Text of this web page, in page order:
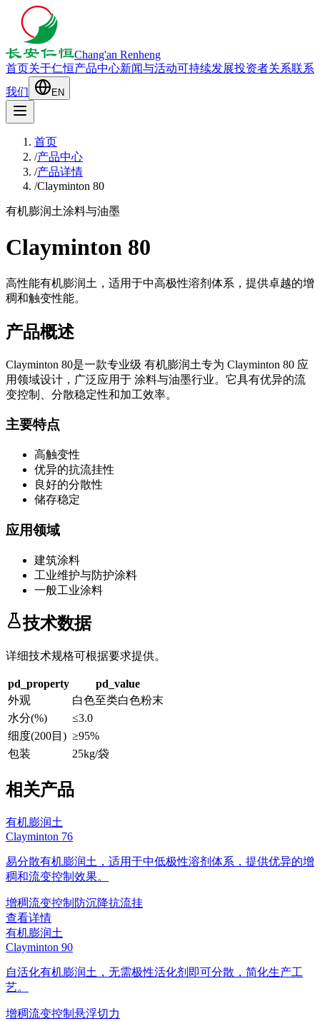
Chang'an Renheng
首页关于仁恒产品中心新闻与活动可持续发展投资者关系联系
我们
EN
首页
/产品中心
/产品详情
/Clayminton 80
有机膨润土涂料与油墨
Clayminton 80
高性能有机膨润土，适用于中高极性溶剂体系，提供卓越的增
稠和触变性能。
产品概述
Clayminton 80是一款专业级 有机膨润土专为 Clayminton 80 应
用领域设计，广泛应用于 涂料与油墨行业。它具有优异的流
变控制、分散稳定性和加工效率。
主要特点
高触变性
优异的抗流挂性
良好的分散性
储存稳定
应用领域
建筑涂料
工业维护与防护涂料
一般工业涂料
技术数据
详细技术规格可根据要求提供。
pd_property
pd_value
外观
白色至类白色粉末
水分(%)
≤3.0
细度(200目) ≥95%
包装
25kg/袋
相关产品
有机膨润土
Clayminton 76
易分散有机膨润土，适用于中低极性溶剂体系，提供优异的增
稠和流变控制效果。
增稠流变控制 防沉降抗流挂
查看详情
有机膨润土
Clayminton 90
自活化有机膨润土，无需极性活化剂即可分散，简化生产工
艺。
增稠流变控制 悬浮切力